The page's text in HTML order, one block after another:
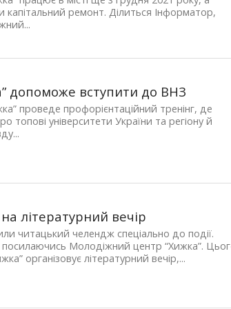
ремонт. Ділиться Інформатор,
допоможе вступити до ВНЗ
проведе профорієнтаційний тренінг, де
топові університети України та регіону й
літературний вечір
читацький челендж спеціально до події.
посилаючись Молодіжний центр “Хижка”.
організовує літературний вечір,...